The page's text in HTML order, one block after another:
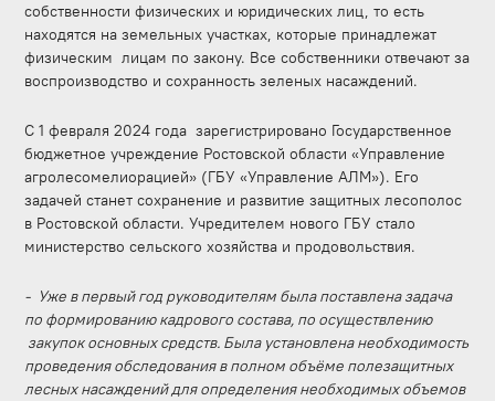
собственности физических и юридических лиц, то есть
находятся на земельных участках, которые принадлежат
физическим лицам по закону. Все собственники отвечают за
воспроизводство и сохранность зеленых насаждений.
С 1 февраля 2024 года зарегистрировано Государственное
бюджетное учреждение Ростовской области «Управление
агролесомелиорацией» (ГБУ «Управление АЛМ»). Его
задачей станет сохранение и развитие защитных лесополос
в Ростовской области. Учредителем нового ГБУ стало
министерство сельского хозяйства и продовольствия.
- Уже в первый год руководителям была поставлена задача
по формированию кадрового состава, по осуществлению
закупок основных средств. Была установлена необходимость
проведения обследования в полном объёме полезащитных
лесных насаждений для определения необходимых объемов